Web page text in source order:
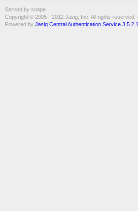
Served by snape
Copyright © 2005 - 2012 Jasig, Inc. All rights reserved.
Powered by Jasig Central Authentication Service 3.5.2.1